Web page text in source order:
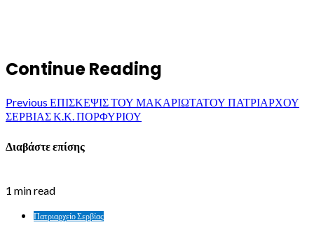
Continue Reading
Previous ΕΠΙΣΚΕΨΙΣ ΤΟΥ ΜΑΚΑΡΙΩΤΑΤΟΥ ΠΑΤΡΙΑΡΧΟΥ
ΣΕΡΒΙΑΣ Κ.Κ. ΠΟΡΦΥΡΙΟΥ
Διαβάστε επίσης
1 min read
Πατριαρχείο Σερβίας